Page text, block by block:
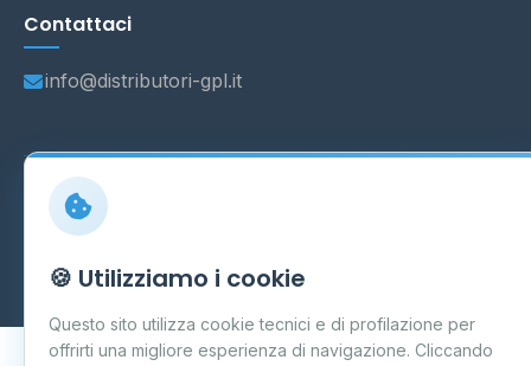
Contattaci
info@distributori-gpl.it
© 2026 - Distributori di GPL -
Dati forniti da Ministero delle Imprese e del Made in Italy
Aggiornamento quotidiano
🍪 Utilizziamo i cookie
Questo sito utilizza cookie tecnici e di profilazione per
offrirti una migliore esperienza di navigazione. Cliccando